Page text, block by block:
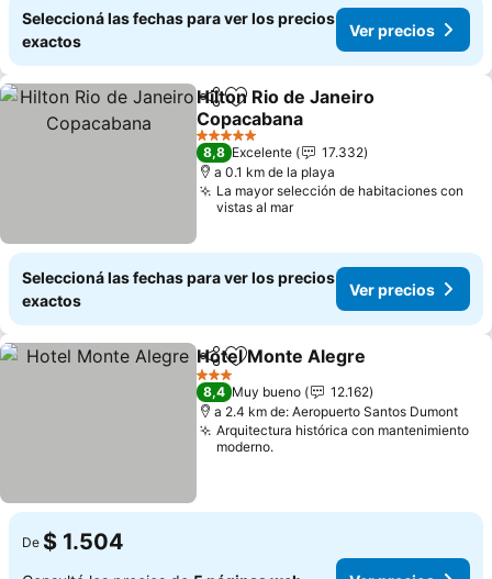
Seleccioná las fechas para ver los precios
exactos
Ver precios
CompartirAñadir a favoritos
Hilton Rio de Janeiro
Copacabana
Ver precios
5 Estrellas
8,8 Excelente
17.332
a 0.1 km de la playa
La mayor selección de habitaciones con
vistas al mar
Seleccioná las fechas para ver los precios
exactos
Ver precios
CompartirAñadir a favoritos
Hotel Monte Alegre
3 Estrellas
8,4 Muy bueno
12.162
a 2.4 km de: Aeropuerto Santos Dumont
Arquitectura histórica con mantenimiento
moderno.
De $ 1.504